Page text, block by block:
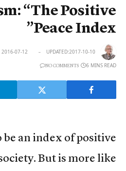
“The Positive
Peace Index”
2016-07-12 UPDATED:2017-10-10
NO COMMENTS 6 MINS READ
be an index of positive
But is more like